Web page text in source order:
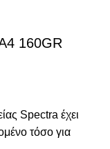
160GR
Spectra έχει
τόσο για